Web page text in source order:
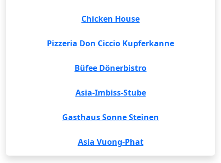
Chicken House
Pizzeria Don Ciccio Kupferkanne
Büfee Dönerbistro
Asia-Imbiss-Stube
Gasthaus Sonne Steinen
Asia Vuong-Phat